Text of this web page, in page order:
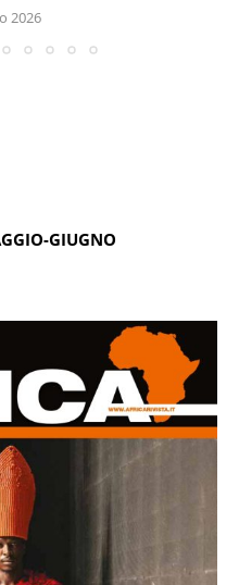
2026
GIUGNO